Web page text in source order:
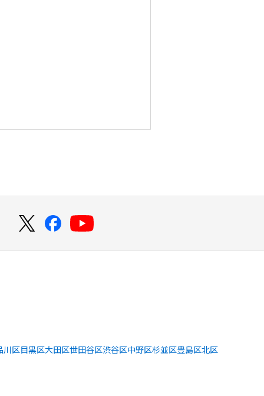
川区目黒区大田区世田谷区渋谷区中野区杉並区豊島区北区